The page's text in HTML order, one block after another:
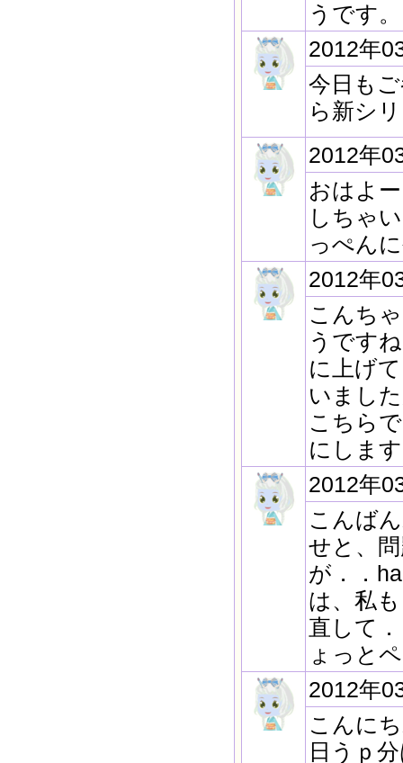
うです。
2012年
今日も
ら新シ
2012年
おはよ
しちゃ
っぺん
2012年
こんち
うです
に上げ
いまし
こちら
にしま
2012年
こんば
せと、
が．．
は、私
直して
ょっと
2012年
こんに
日うｐ